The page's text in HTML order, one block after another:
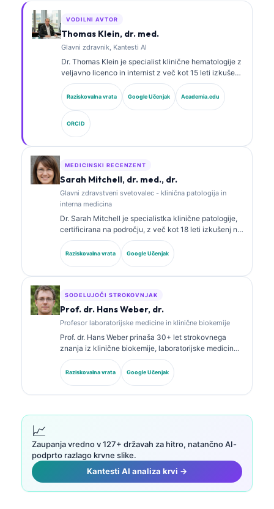
VODILNI AVTOR
Thomas Klein, dr. med.
Glavni zdravnik, Kantesti AI
Dr. Thomas Klein je specialist klinične hematologije z
veljavno licenco in internist z več kot 15 leti izkušenj
na področju laboratorijske medicine in klinične
analize s pomočjo umetne inteligence. Kot glavni
medicinski direktor pri Kantesti AI zagotavlja klinični
nadzor nad medicinsko točnostjo lastniškega
nevronskega omrežja. Dr. Klein je objavil prispevke o
interpretaciji biomarkerjev in laboratorijski
diagnostiki.
Raziskovalna vrata Google Učenjak Academia.edu
ORCID
MEDICINSKI RECENZENT
Sarah Mitchell, dr. med., dr.
Glavni zdravstveni svetovalec - klinična patologija in
interna medicina
Dr. Sarah Mitchell je specialistka klinične patologije,
certificirana na področju, z več kot 18 leti izkušenj na
področju laboratorijske medicine in diagnostične
analize. Ima specialna certifikata iz klinične kemije in
je obsežno objavljala o panelih biomarkerjev in
Raziskovalna vrata Google Učenjak
SODELUJOČI STROKOVNJAK
Prof. dr. Hans Weber, dr.
Profesor laboratorijske medicine in klinične biokemije
Prof. dr. Hans Weber prinaša 30+ let strokovnega
znanja iz klinične biokemije, laboratorijske medicine
in raziskav biomarkerjev. Nekdanji predsednik
Nemškega društva za klinično kemijo se osredotoča
na analizo diagnostičnih panelov, standardizacijo
Raziskovalna vrata Google Učenjak
📈
Zaupanja vredno v 127+ državah za hitro, natančnoAI-
podprto razlago krvne slike.
Kantesti AI analiza krvi →